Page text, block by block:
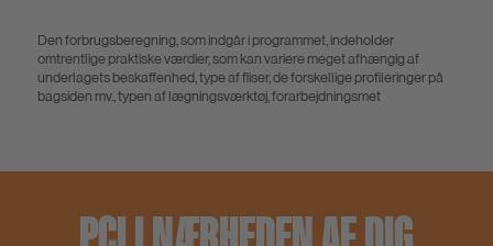
Den forbrugsberegning, som indgår i programmet, indeholder
omtrentlige praktiske værdier, som kan variere meget afhængig af
underlagets beskaffenhed, type af fliser, de forskellige profileringer på
bagsiden mv., typen af lægningsværktøj, forarbejdningsmet